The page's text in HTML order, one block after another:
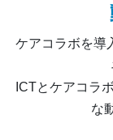
ケアコラボを導
ICTとケアコラ
な